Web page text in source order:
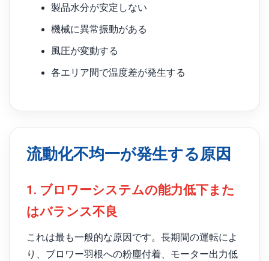
製品水分が安定しない
機械に異常振動がある
風圧が変動する
各エリア間で温度差が発生する
流動化不均一が発生する原因
1. ブロワーシステムの能力低下また
はバランス不良
これは最も一般的な原因です。長期間の運転によ
り、ブロワー羽根への粉塵付着、モーター出力低